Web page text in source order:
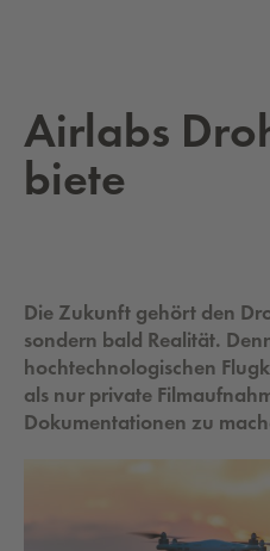
Airl­abs
bie­te
Die Zukunft gehört den
sondern bald Realität.
hochtechnologischen
als nur private
Dokumentationen zu